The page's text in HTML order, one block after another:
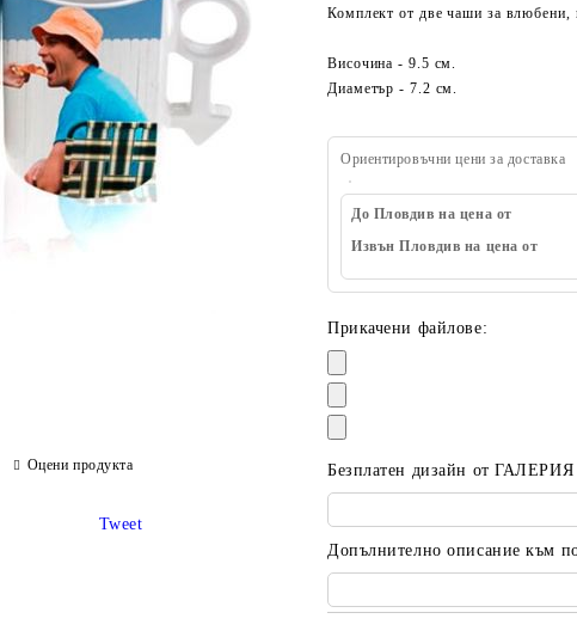
Комплект от две чаши за влюбени,
Височина - 9.5 см.
Диаметър - 7.2 см.
Ориентировъчни цени за доставка
До Пловдив на цена от
Извън Пловдив на цена от
Прикачени файлове:
Безплатен дизайн от
Допълнително описание към
Оцени продукта
Tweet